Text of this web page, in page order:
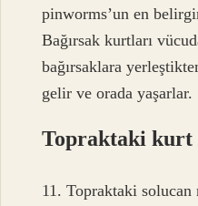
pinworms’un en
Bağırsak kurtları
bağırsaklara
gelir ve orada yaşarlar.
Topraktaki kurt
11. Topraktaki solucan